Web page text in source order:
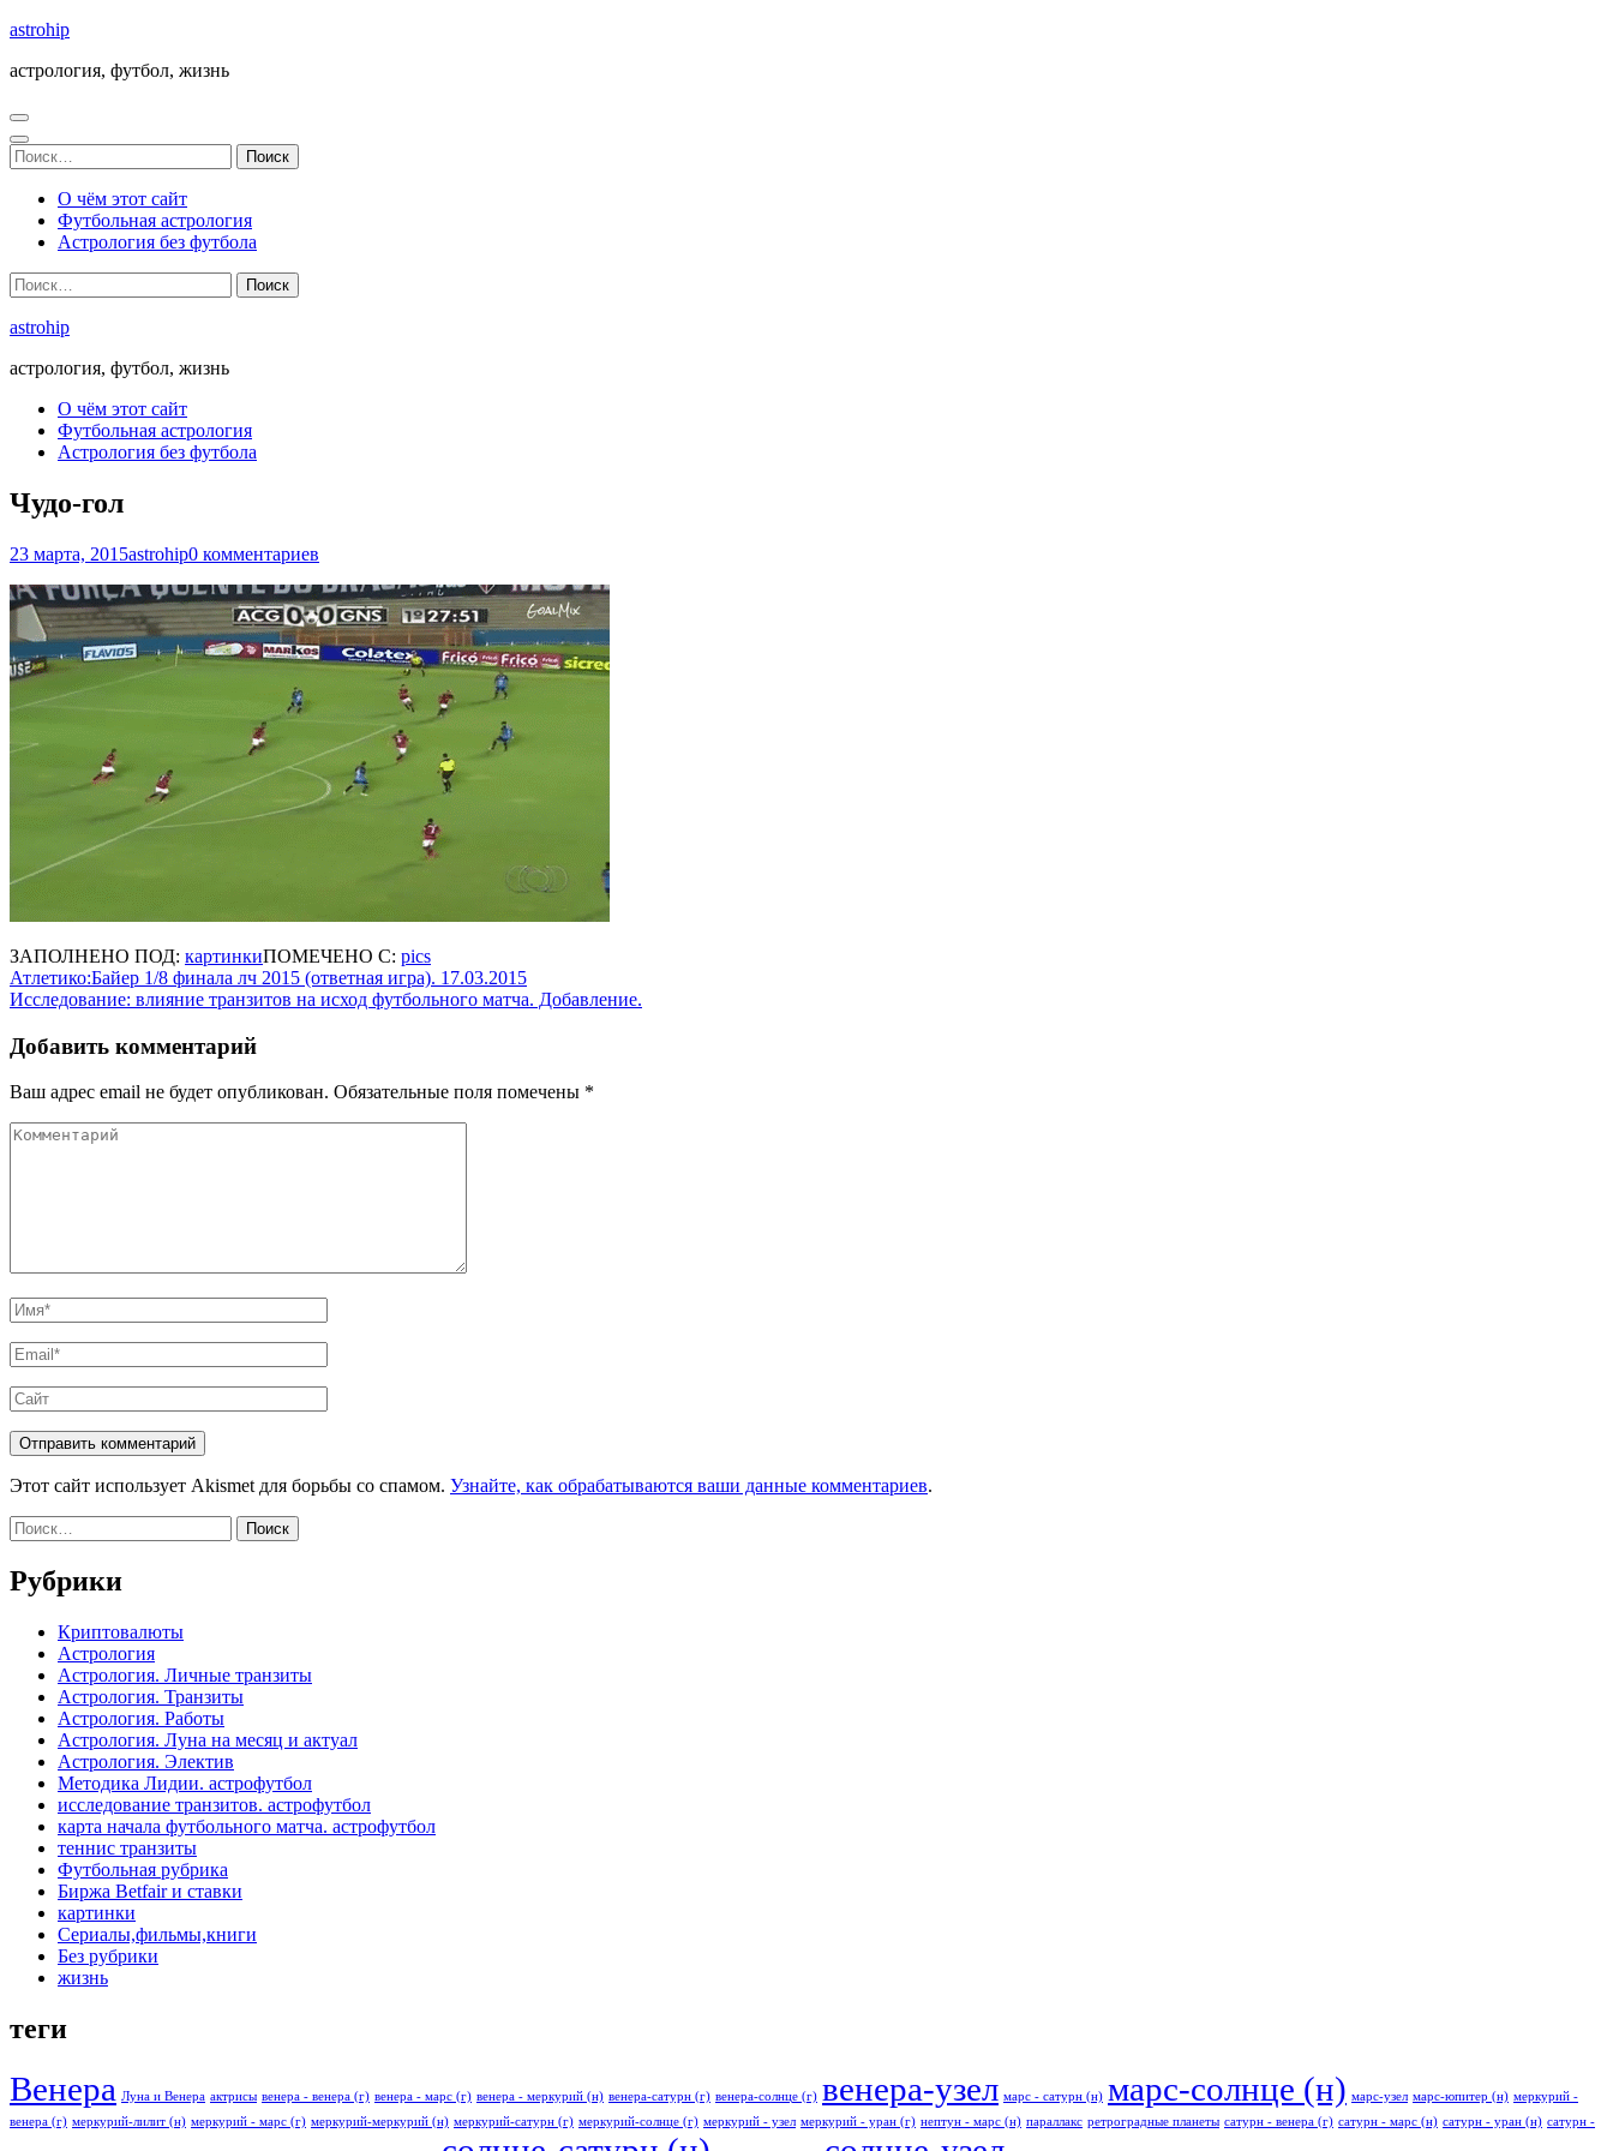
Перейти
содержимому
Enter)
astrohip
астрология, футбол, жизнь
Найти:
О чём этот сайт
Футбольная астрология
Астрология без футбола
Найти:
astrohip
астрология, футбол, жизнь
О чём этот сайт
Футбольная астрология
Астрология без футбола
Чудо-гол
23 марта, 2015astrohip0 комментариев
ЗАПОЛНЕНО ПОД: картинкиПОМЕЧЕНО С: pics
Навигация
по
записям
Атлетико:Байер 1/8 финала лч 2015 (ответная игра). 17.03.2015
Исследование: влияние транзитов на исход футбольного матча. Добавление.
Добавить комментарий
Ваш адрес email не будет опубликован. Обязательные поля помечены *
Комментарий
Имя*
Email*
Сайт
Этот сайт использует Akismet для борьбы со спамом. Узнайте, как обрабатываются ваши данные комментариев.
Найти:
Рубрики
Криптовалюты
Астрология
Астрология. Личные транзиты
Астрология. Транзиты
Астрология. Работы
Астрология. Луна на месяц и актуал
Астрология. Электив
Методика Лидии. астрофутбол
исследование транзитов. астрофутбол
карта начала футбольного матча. астрофутбол
теннис транзиты
Футбольная рубрика
Биржа Betfair и ставки
картинки
Сериалы,фильмы,книги
Без рубрики
жизнь
теги
Венера Луна и Венера актрисы венера - венера (г) венера - марс (г) венера - меркурий (н) венера-сатурн (г) венера-солнце (г) венера-узел марс - сатурн (н) марс-солнце (н) марс-узел марс-юпитер (н) меркурий -
венера (г) меркурий-лилит (н) меркурий - марс (г) меркурий-меркурий (н) меркурий-сатурн (г) меркурий-солнце (г) меркурий - узел меркурий - уран (г) нептун - марс (н) параллакс ретроградные планеты сатурн - венера (г) сатурн - марс (н) сатурн - уран (н) сатурн -